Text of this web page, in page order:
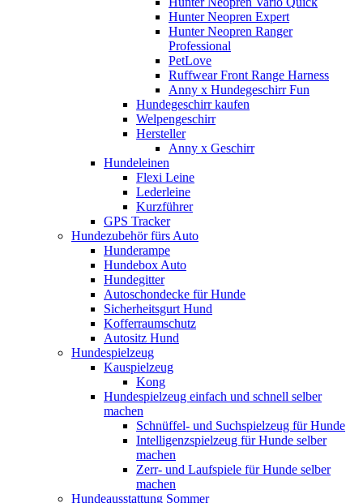
Hunter Neopren Expert
Hunter Neopren Ranger
Professional
PetLove
Ruffwear Front Range Harness
Anny x Hundegeschirr Fun
Hundegeschirr kaufen
Welpengeschirr
Hersteller
Anny x Geschirr
Hundeleinen
Flexi Leine
Lederleine
Kurzführer
GPS Tracker
Hundezubehör fürs Auto
Hunderampe
Hundebox Auto
Hundegitter
Autoschondecke für Hunde
Sicherheitsgurt Hund
Kofferraumschutz
Autositz Hund
Hundespielzeug
Kauspielzeug
Kong
Hundespielzeug einfach und schnell selber
machen
Schnüffel- und Suchspielzeug für Hunde
Intelligenzspielzeug für Hunde selber
machen
Zerr- und Laufspiele für Hunde selber
machen
Hundeausstattung Sommer